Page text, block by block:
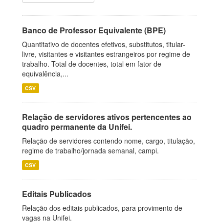
Banco de Professor Equivalente (BPE)
Quantitativo de docentes efetivos, substitutos, titular-
livre, visitantes e visitantes estrangeiros por regime de
trabalho. Total de docentes, total em fator de
equivalência,...
CSV
Relação de servidores ativos pertencentes ao
quadro permanente da Unifei.
Relação de servidores contendo nome, cargo, titulação,
regime de trabalho/jornada semanal, campi.
CSV
Editais Publicados
Relação dos editais publicados, para provimento de
vagas na Unifei.